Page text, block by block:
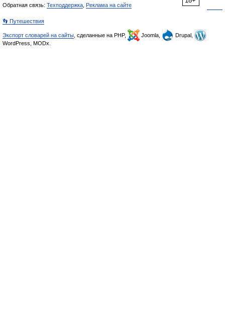
Обратная связь: Техподдержка Реклама на сайте
👣 Путешествия
Экспорт словарей на сайты , сделанные на PHP, Joomla,
Drupal,
WordPress, MODx.